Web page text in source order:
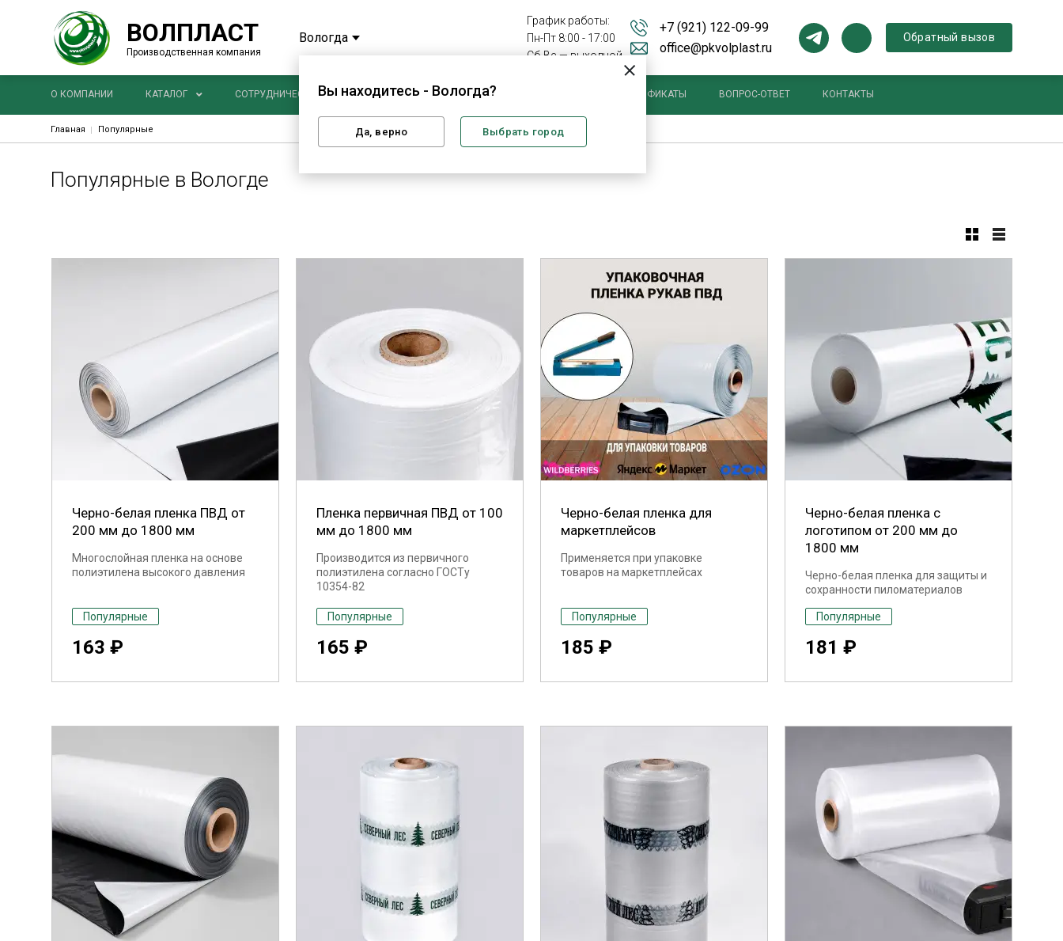
ВОЛПЛАСТ
Производственная компания
Вологда
Вы находитесь - Вологда?
Да, верно Выбрать город
График работы:
Пн-Пт 8:00 - 17:00
Сб-Вс — выходной
+7 (921) 122-09-99
office@pkvolplast.ru
Обратный вызов
Основная навигация
О КОМПАНИИ КАТАЛОГ СОТРУДНИЧЕСТВО ВСЯ ПРОДУКЦИЯ ДОСТАВКА СЕРТИФИКАТЫ ВОПРОС-ОТВЕТ КОНТАКТЫ
Строка навигации
Главная Популярные
Популярные в Вологде
Черно-белая пленка ПВД от
200 мм до 1800 мм
Многослойная пленка на основе
полиэтилена высокого давления
Популярные
163 ₽
Пленка первичная ПВД от 100
мм до 1800 мм
Производится из первичного
полиэтилена согласно ГОСТу
10354-82
Популярные
165 ₽
Черно-белая пленка для
маркетплейсов
Применяется при упаковке
товаров на маркетплейсах
Популярные
185 ₽
Черно-белая пленка с
логотипом от 200 мм до
1800 мм
Черно-белая пленка для защиты и
сохранности пиломатериалов
Популярные
181 ₽